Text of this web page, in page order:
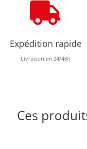

Expédition rapide
Livraison en 24/48h
Ces